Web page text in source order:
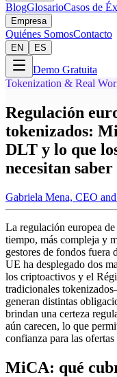
BlogGlosarioCasos de
Empresa
Quiénes SomosContacto
EN ES
Demo Gratuita
Tokenization & Real
Regulación
tokenizados:
DLT y lo que
necesitan saber
Gabriela Mena, CEO
La regulación europea
tiempo, más compleja y
gestores de fondos fuera
UE ha desplegado dos
los criptoactivos y el
tradicionales
generan distintas
brindan una certeza
aún carecen, lo que
confianza para las
MiCA: qué